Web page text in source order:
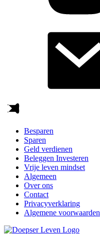
Besparen
Sparen
Geld verdienen
Beleggen Investeren
Vrije leven mindset
Algemeen
Over ons
Contact
Privacyverklaring
Algemene voorwaarden